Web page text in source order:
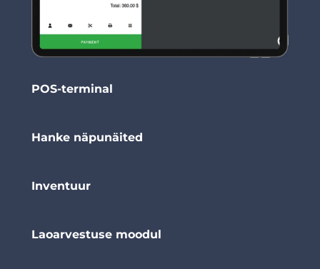
POS-terminal
Hanke näpunäited
Inventuur
Laoarvestuse moodul